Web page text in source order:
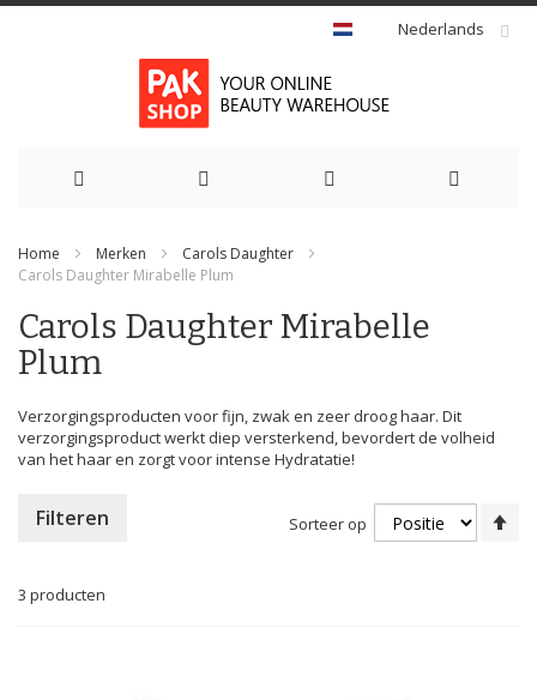
Nederlands
naar
de
inhoud
Home Merken
Carols Daughter
Carols Daughter Mirabelle Plum
Carols Daughter Mirabelle
Plum
Verzorgingsproducten voor fijn, zwak en zeer droog haar. Dit
verzorgingsproduct werkt diep versterkend, bevordert de volheid
van het haar en zorgt voor intense Hydratatie!
3 producten
Sorteer op
Filteren